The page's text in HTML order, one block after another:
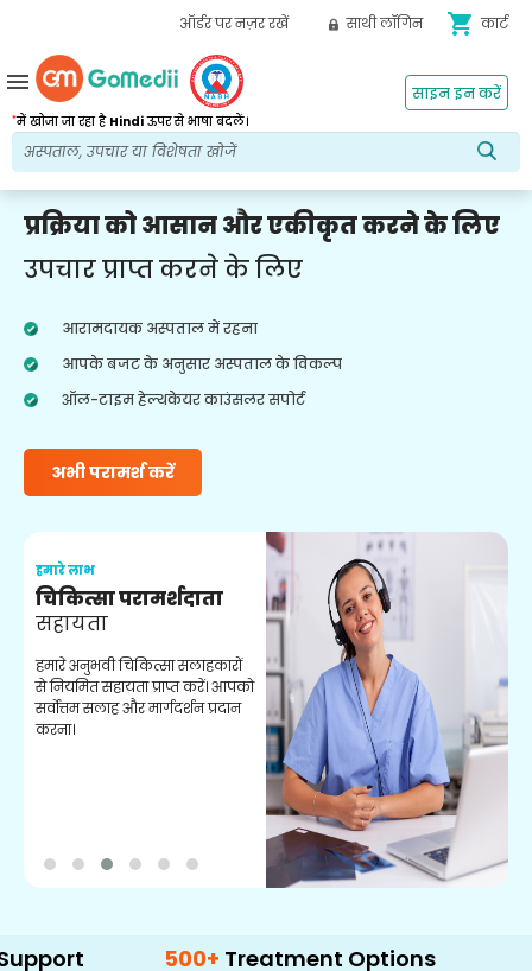
ऑर्डर पर नज़र रखें साथी लॉगिन shopping_cart कार्ट
*में खोजा जा रहा है Hindiऊपर से भाषा बदलें।
साइन इन करें
menu
प्रक्रिया को आसान और एकीकृत करने के लिए
उपचार प्राप्त करने के लिए
आरामदायक अस्पताल में रहना
आपके बजट के अनुसार अस्पताल के विकल्प
ऑल-टाइम हेल्थकेयर काउंसलर सपोर्ट
अभी परामर्श करें
हमारे लाभ
चिकित्सा परामर्शदाता
सहायता
हमारे अनुभवी चिकित्सा सलाहकारों
से नियमित सहायता प्राप्त करें। आपको
सर्वोत्तम सलाह और मार्गदर्शन प्रदान
करना।
Treatment Options